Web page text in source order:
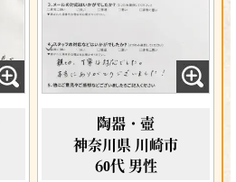
陶器・壺
神奈川県 川崎市
60代 男性